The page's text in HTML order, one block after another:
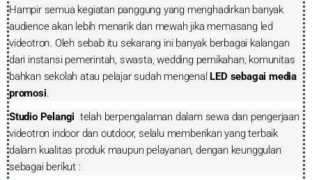
Hampir semua kegiatan panggung yang menghadirkan banyak
audience akan lebih menarik dan mewah jika memasang led
videotron. Oleh sebab itu sekarang ini banyak berbagai kalangan
dari instansi pemerintah, swasta, wedding pernikahan, komunitas
bahkan sekolah atau pelajar sudah mengenal LED sebagai media
promosi.
Studio Pelangi telah berpengalaman dalam sewa dan pengerjaan
videotron indoor dan outdoor, selalu memberikan yang terbaik
dalam kualitas produk maupun pelayanan, dengan keunggulan
sebagai berikut :